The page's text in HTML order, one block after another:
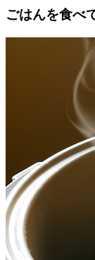
ごはんを食べ